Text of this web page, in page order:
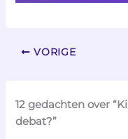
VORIGE
12 gedachten over
debat?”